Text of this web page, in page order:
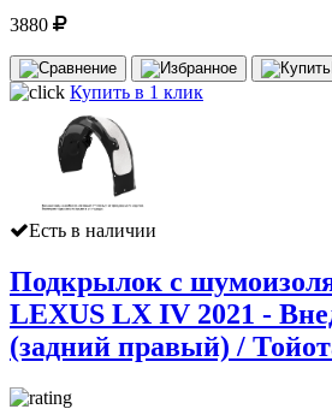
3880
Купить в 1 клик
Есть в наличии
Подкрылок с
LEXUS LX IV 2021 -
(задний правый) /